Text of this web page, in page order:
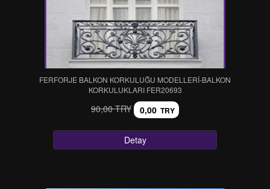
FERFORJE BALKON KORKULUĞU MODELLERİ-BALKON
KORKULUKLARI FER20693
90,00 TRY 0,00 TRY
Detay